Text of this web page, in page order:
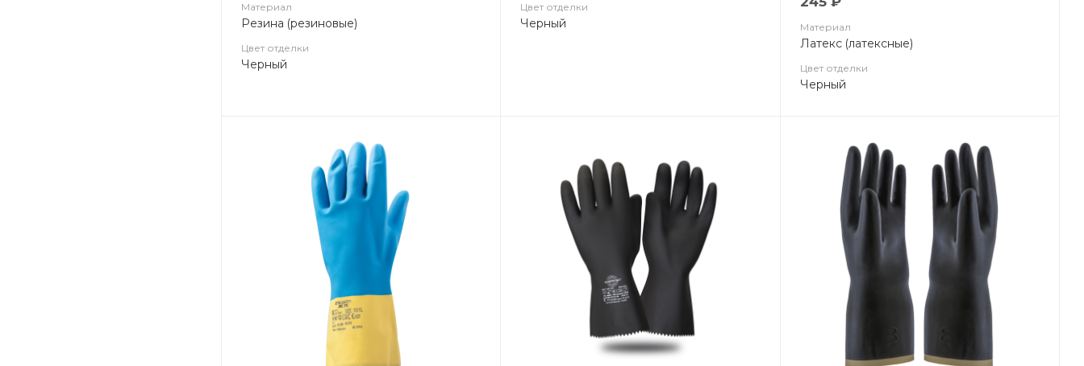
Материал
Резина (резиновые)
Цвет отделки
Черный
Цвет отделки
Черный Материал
Латекс (латексные)
Цвет отделки
Черный